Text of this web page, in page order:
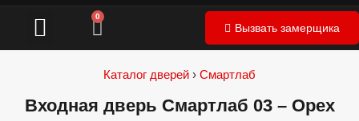
0
Вызвать замерщика
Каталог дверей › Смартлаб
Входная дверь Смартлаб 03 – Орех